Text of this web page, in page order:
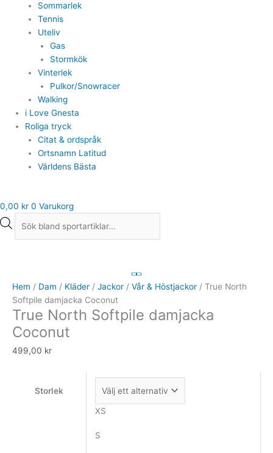
Sommarlek
Tennis
Uteliv
Gas
Stormkök
Vinterlek
Pulkor/Snowracer
Walking
i Love Gnesta
Roliga tryck
Citat & ordspråk
Ortsnamn Latitud
Världens Bästa
0,00 kr 0 Varukorg
Hem / Dam / Kläder / Jackor / Vår & Höstjackor / True North
Softpile damjacka Coconut
True North Softpile damjacka
Coconut
499,00 kr
Storlek
XS
S
Softpile
damjacka
Coconut
mängd